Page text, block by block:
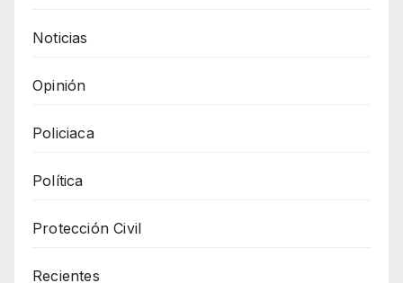
Noticias
Opinión
Policiaca
Política
Protección Civil
Recientes